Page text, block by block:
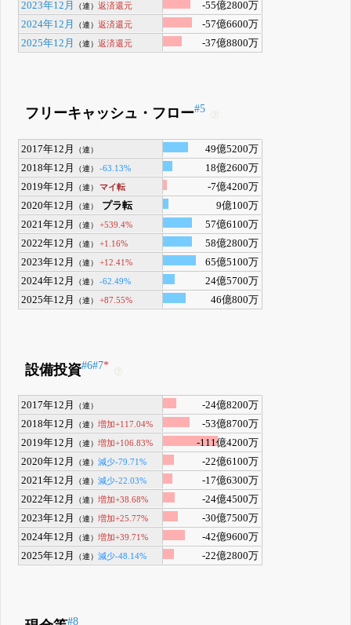
2023年12月 （連）返済還元
-55億2800万
2024年12月
（連）返済還元
-57億6600万
2025年12月
（連）返済還元 -37億8800万
フリーキャッシュ・フロー#5
2017年12月 （連）
49億5200万
2018年12月
（連） -63.13%
18億2600万
2019年12月
（連） マイ転
-7億4200万
2020年12月
（連） プラ転
9億100万
2021年12月
（連） +539.4%
57億6100万
2022年12月
（連） +1.16%
58億2800万
2023年12月
（連） +12.41%
65億5100万
2024年12月
（連） -62.49%
24億5700万
2025年12月
（連） +87.55% 46億800万
設備投資#6#7*
2017年12月 （連）
-24億8200万
2018年12月
（連）増加+117.04%
-53億8700万
2019年12月
（連）増加+106.83%
-111億4200万
2020年12月
（連）減少-79.71%
-22億6100万
2021年12月
（連）減少-22.03%
-17億6300万
2022年12月
（連）増加+38.68%
-24億4500万
2023年12月
（連）増加+25.77%
-30億7500万
2024年12月
（連）増加+39.71%
-42億9600万
2025年12月
（連）減少-48.14% -22億2800万
#8